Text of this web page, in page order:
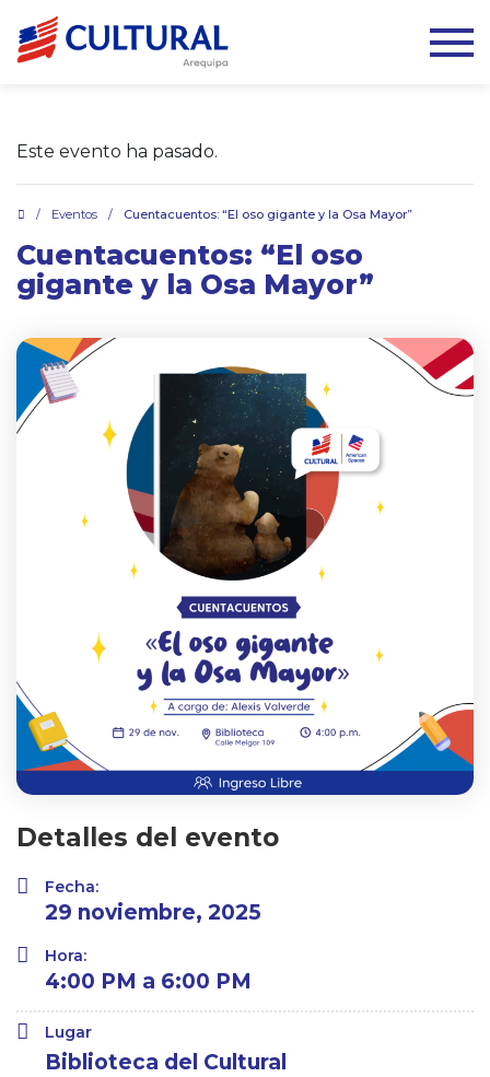
Este evento ha pasado.
/ Eventos / Cuentacuentos: “El oso gigante y la Osa Mayor”
Cuentacuentos: “El oso
gigante y la Osa Mayor”
Detalles del evento
Fecha:
29 noviembre, 2025
Hora:
4:00 PM a 6:00 PM
Lugar
Biblioteca del Cultural